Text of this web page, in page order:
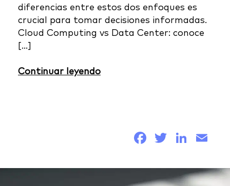
diferencias entre estos dos enfoques es
crucial para tomar decisiones informadas.
Cloud Computing vs Data Center: conoce
[…]
Facebook
Twitter
Continuar leyendo